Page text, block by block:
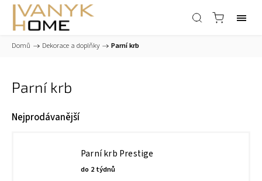
Domů / Dekorace a doplňky / Parní krb
Parní krb
Nejprodávanější
Parní krb Prestige
do 2 týdnů